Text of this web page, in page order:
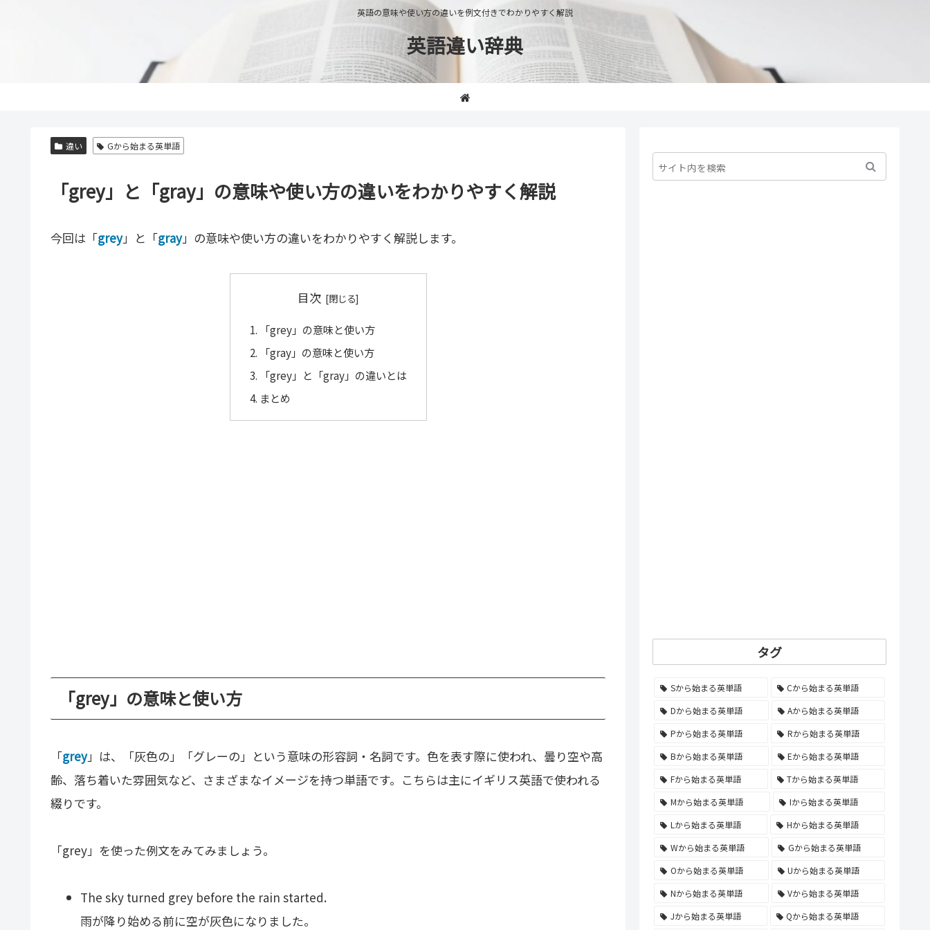
英語の意味や使い方の違いを例文付きでわかりやすく解説
英語違い辞典
違い Gから始まる英単語
「grey」と「gray」の意味や使い方の違いをわかりやすく解説
今回は「grey」と「gray」の意味や使い方の違いをわかりやすく解説します。
目次
「grey」の意味と使い方
「gray」の意味と使い方
「grey」と「gray」の違いとは
まとめ
「grey」の意味と使い方
「grey」は、「灰色の」「グレーの」という意味の形容詞・名詞です。色を表す際に使われ、曇り空や高
齢、落ち着いた雰囲気など、さまざまなイメージを持つ単語です。こちらは主にイギリス英語で使われる
綴りです。
「grey」を使った例文をみてみましょう。
The sky turned grey before the rain started.
雨が降り始める前に空が灰色になりました。
タグ
Sから始まる英単語
Cから始まる英単語
Dから始まる英単語
Aから始まる英単語
Pから始まる英単語
Rから始まる英単語
Bから始まる英単語
Eから始まる英単語
Fから始まる英単語
Tから始まる英単語
Mから始まる英単語
Iから始まる英単語
Lから始まる英単語
Hから始まる英単語
Wから始まる英単語
Gから始まる英単語
Oから始まる英単語
Uから始まる英単語
Nから始まる英単語
Vから始まる英単語
Jから始まる英単語
Qから始まる英単語